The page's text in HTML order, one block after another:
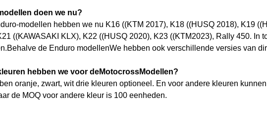
doen we nu?
modellen hebben we nu K16 ((KTM 2017), K18 ((HUSQ 2018), K19
((KAWASAKI KLX), K22 ((HUSQ 2020), K23 ((KTM2023), Rally 450. In
de Enduro modellenWe hebben ook verschillende versies van
hebben we voor deMotocrossModellen?
oranje, zwart, wit drie kleuren optioneel. En voor andere kleuren
de MOQ voor andere kleur is 100 eenheden.